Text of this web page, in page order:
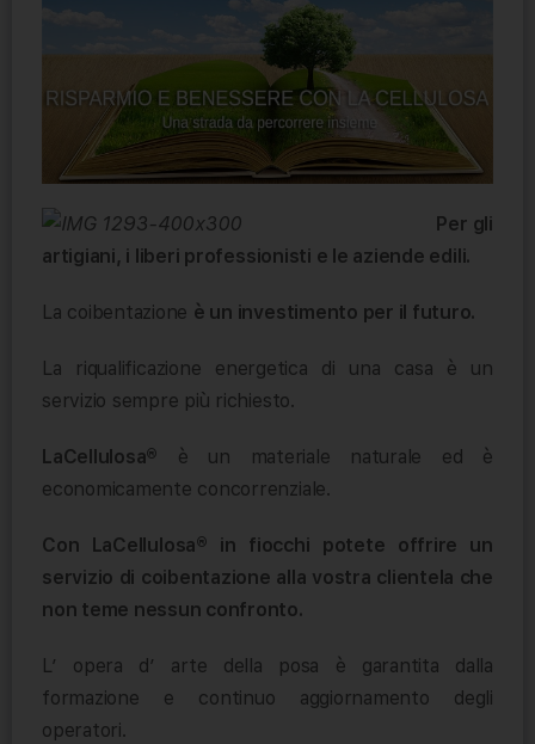
Per gli
artigiani, i liberi professionisti e le aziende edili.
La coibentazione è un investimento per il futuro.
La riqualificazione energetica di una casa è un
servizio sempre più richiesto.
LaCellulosa® è un materiale naturale ed è
economicamente concorrenziale.
Con LaCellulosa® in fiocchi potete offrire un
servizio di coibentazione alla vostra clientela che
non teme nessun confronto.
L’ opera d’ arte della posa è garantita dalla
formazione e continuo aggiornamento degli
operatori.